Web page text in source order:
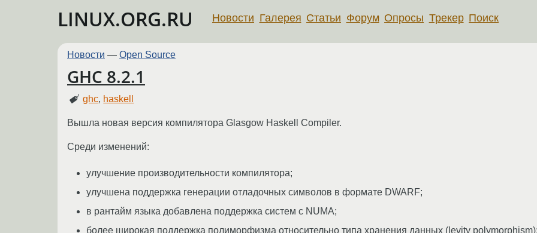
LINUX.ORG.RU Новости Галерея Статьи Форум Опросы Трекер Поиск
Новости — Open Source
GHC 8.2.1
ghc, haskell
Вышла новая версия компилятора Glasgow Haskell Compiler.
Среди изменений:
улучшение производительности компилятора;
улучшена поддержка генерации отладочных символов в формате DWARF;
в рантайм языка добавлена поддержка систем с NUMA;
более широкая поддержка полиморфизма относительно типа хранения данных (levity polymorphism);